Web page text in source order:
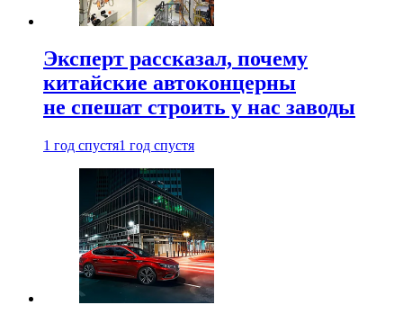
Эксперт рассказал, почему
китайские автоконцерны
не спешат строить у нас заводы
1 год спустя1 год спустя